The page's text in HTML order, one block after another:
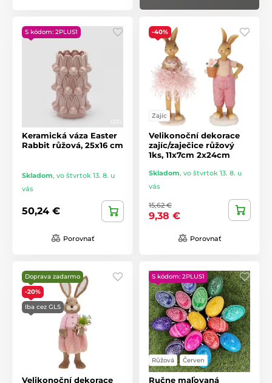
S kódom: 2PLUS1
Keramická váza Easter
Rabbit růžová, 25x16 cm
Skladom, vo štvrtok 13. 8. u
vás
50,24 €
Porovnať
-40%
Zajíc
Velikonoční dekorace
zajíc/zaječice růžový
1ks, 11x7cm 2x24cm
Skladom, vo štvrtok 13. 8. u
vás
15,62 €
9,38 €
Porovnať
Doprava zadarmo
-20%
Iba cez GLS
Velikonoční dekorace
S kódom: 2PLUS1
Růžová Červen
Ručne maľovaná